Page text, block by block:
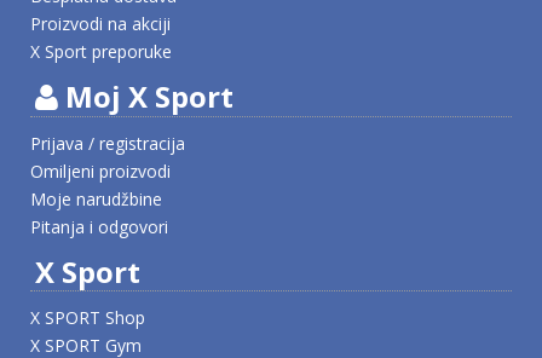
Proizvodi na akciji
X Sport preporuke
Moj X Sport
Prijava / registracija
Omiljeni proizvodi
Moje narudžbine
Pitanja i odgovori
X Sport
X SPORT Shop
X SPORT Gym